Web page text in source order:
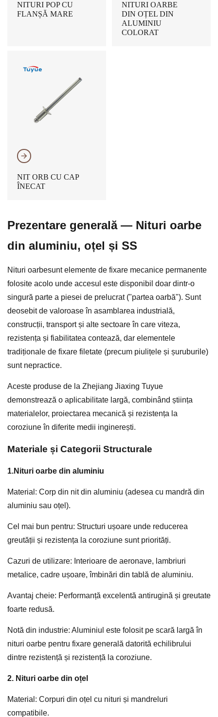
NITURI POP CU
FLANȘĂ MARE
NITURI OARBE
DIN OȚEL DIN
ALUMINIU
COLORAT
𐃔
NIT ORB CU CAP
ÎNECAT
Prezentare generală — Nituri oarbe
din aluminiu, oțel și SS
Nituri oarbesunt elemente de fixare mecanice permanente
folosite acolo unde accesul este disponibil doar dintr-o
singură parte a piesei de prelucrat ("partea oarbă"). Sunt
deosebit de valoroase în asamblarea industrială,
construcții, transport și alte sectoare în care viteza,
rezistența și fiabilitatea contează, dar elementele
tradiționale de fixare filetate (precum piulițele și șuruburile)
sunt nepractice.
Aceste produse de la Zhejiang Jiaxing Tuyue
demonstrează o aplicabilitate largă, combinând știința
materialelor, proiectarea mecanică și rezistența la
coroziune în diferite medii inginerești.
Materiale și Categorii Structurale
1.Nituri oarbe din aluminiu
Material: Corp din nit din aluminiu (adesea cu mandră din
aluminiu sau oțel).
Cel mai bun pentru: Structuri ușoare unde reducerea
greutății și rezistența la coroziune sunt priorități.
Cazuri de utilizare: Interioare de aeronave, lambriuri
metalice, cadre ușoare, îmbinări din tablă de aluminiu.
Avantaj cheie: Performanță excelentă antirugină și greutate
foarte redusă.
Notă din industrie: Aluminiul este folosit pe scară largă în
nituri oarbe pentru fixare generală datorită echilibrului
dintre rezistență și rezistență la coroziune.
2. Nituri oarbe din oțel
Material: Corpuri din oțel cu nituri și mandreluri
compatibile.